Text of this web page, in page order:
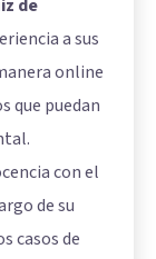
de
a sus
online
que puedan
con el
de su
casos de